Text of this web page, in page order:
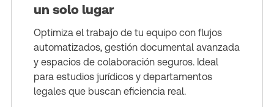
un solo lugar
Optimiza el trabajo de tu equipo con flujos
automatizados, gestión documental avanzada
y espacios de colaboración seguros. Ideal
para estudios jurídicos y departamentos
legales que buscan eficiencia real.